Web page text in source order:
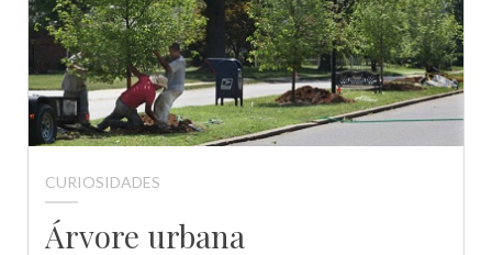
CURIOSIDADES
Árvore urbana